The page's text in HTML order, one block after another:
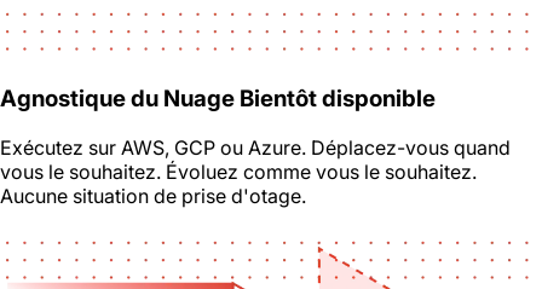
Agnostique du Nuage Bientôt disponible
Exécutez sur AWS, GCP ou Azure. Déplacez-vous quand
vous le souhaitez. Évoluez comme vous le souhaitez.
Aucune situation de prise d'otage.